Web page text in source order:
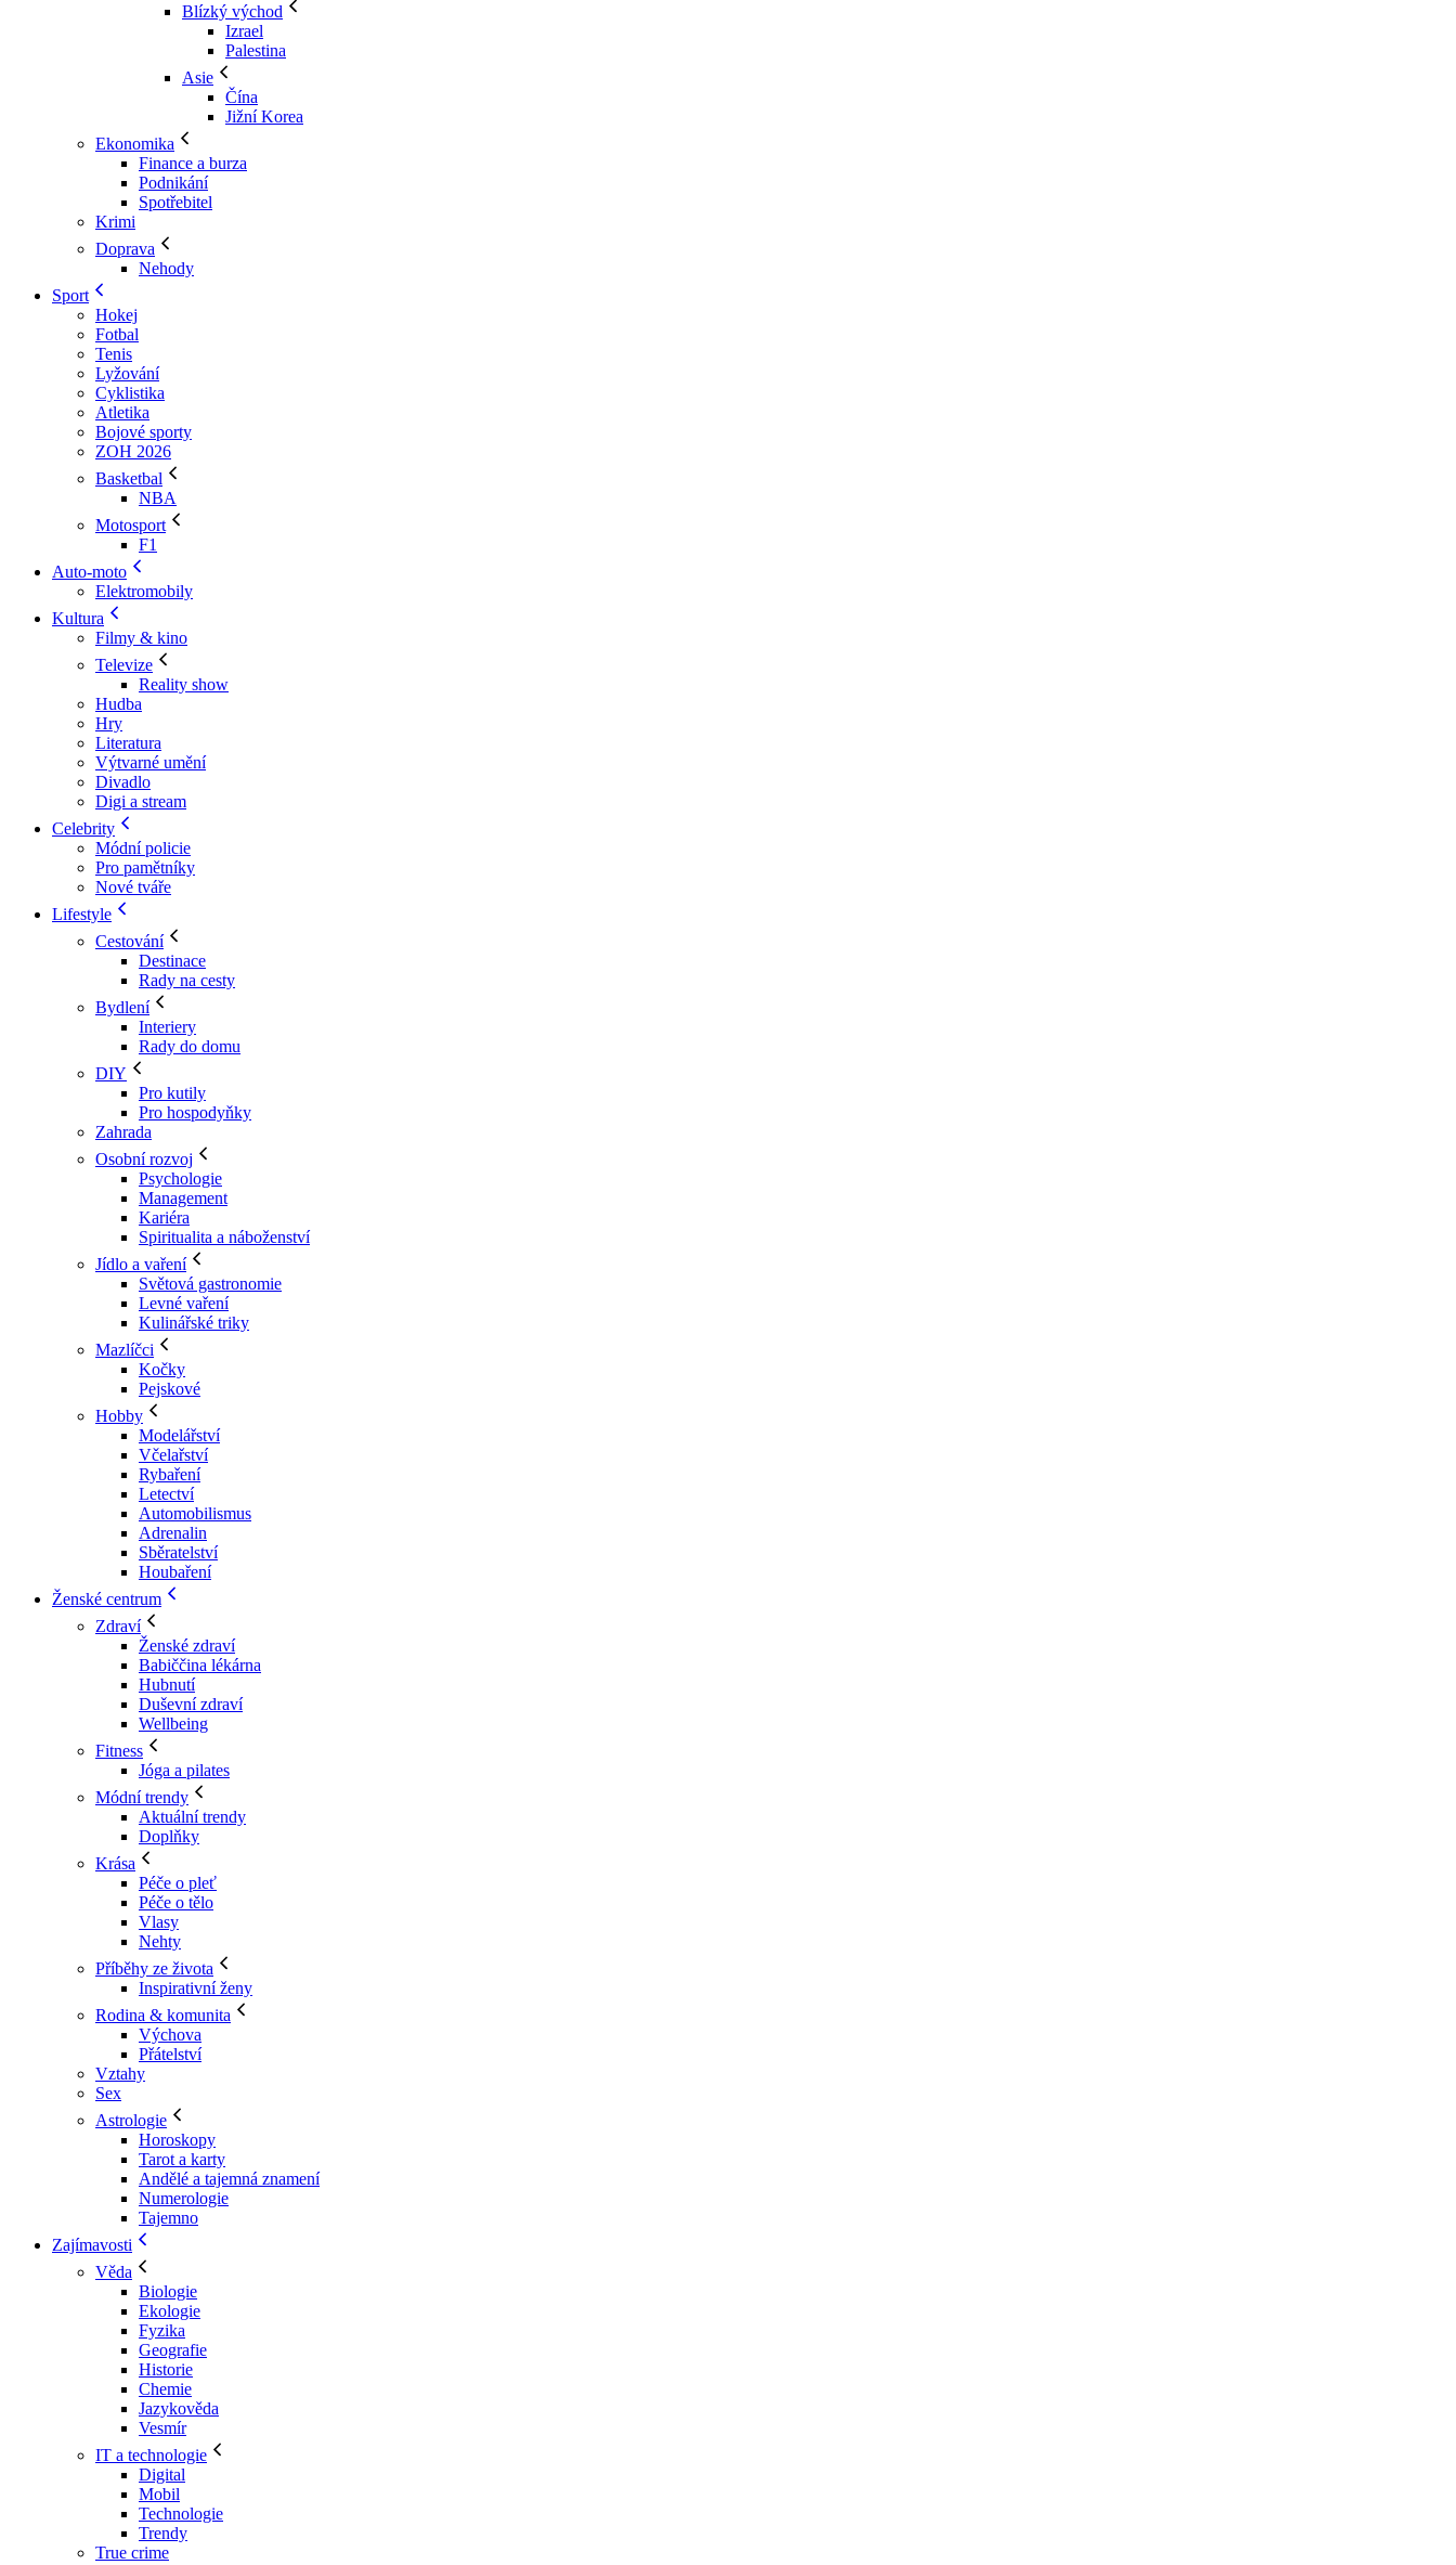
Blízký východ
Izrael
Palestina
Asie
Čína
Jižní Korea
Ekonomika
Finance a burza
Podnikání
Spotřebitel
Krimi
Doprava
Nehody
Sport
Hokej
Fotbal
Tenis
Lyžování
Cyklistika
Atletika
Bojové sporty
ZOH 2026
Basketbal
NBA
Motosport
F1
Auto-moto
Elektromobily
Kultura
Filmy & kino
Televize
Reality show
Hudba
Hry
Literatura
Výtvarné umění
Divadlo
Digi a stream
Celebrity
Módní policie
Pro pamětníky
Nové tváře
Lifestyle
Cestování
Destinace
Rady na cesty
Bydlení
Interiery
Rady do domu
DIY
Pro kutily
Pro hospodyňky
Zahrada
Osobní rozvoj
Psychologie
Management
Kariéra
Spiritualita a náboženství
Jídlo a vaření
Světová gastronomie
Levné vaření
Kulinářské triky
Mazlíčci
Kočky
Pejskové
Hobby
Modelářství
Včelařství
Rybaření
Letectví
Automobilismus
Adrenalin
Sběratelství
Houbaření
Ženské centrum
Zdraví
Ženské zdraví
Babiččina lékárna
Hubnutí
Duševní zdraví
Wellbeing
Fitness
Jóga a pilates
Módní trendy
Aktuální trendy
Doplňky
Krása
Péče o pleť
Péče o tělo
Vlasy
Nehty
Příběhy ze života
Inspirativní ženy
Rodina & komunita
Výchova
Přátelství
Vztahy
Sex
Astrologie
Horoskopy
Tarot a karty
Andělé a tajemná znamení
Numerologie
Tajemno
Zajímavosti
Věda
Biologie
Ekologie
Fyzika
Geografie
Historie
Chemie
Jazykověda
Vesmír
IT a technologie
Digital
Mobil
Technologie
Trendy
True crime